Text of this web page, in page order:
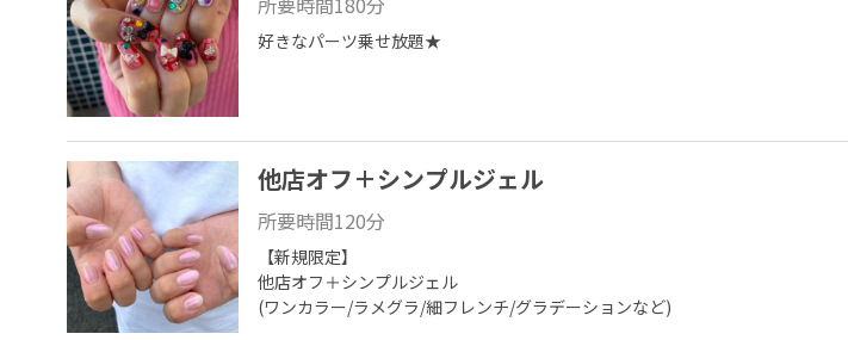
好きなパーツ乗せ放題★
他店オフ＋シンプルジェル
所要時間120分
【新規限定】
他店オフ＋シンプルジェル
(ワンカラー/ラメグラ/細フレンチ/グラデーションなど)